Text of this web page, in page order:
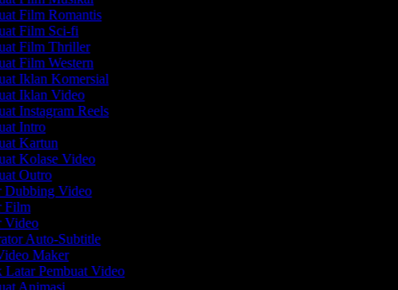
Film Romantis
Film Sci-fi
Film Thriller
Film Western
Iklan Komersial
Iklan Video
Instagram Reels
Intro
Kartun
Kolase Video
Outro
Video
Auto-Subtitle
Maker
Pembuat Video
Animasi